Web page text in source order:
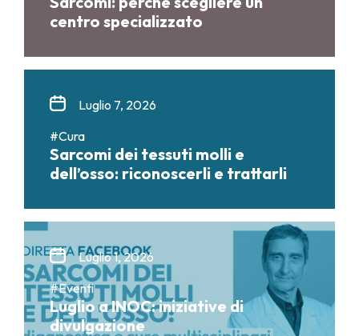
centro specializzato
Luglio 7, 2026
#Cura
Sarcomi dei tessuti molli e
dell’osso: riconoscerli e trattarli
Luglio 1, 2026
#Eventi
Luglio a INOC: iniziative di
divulgazione